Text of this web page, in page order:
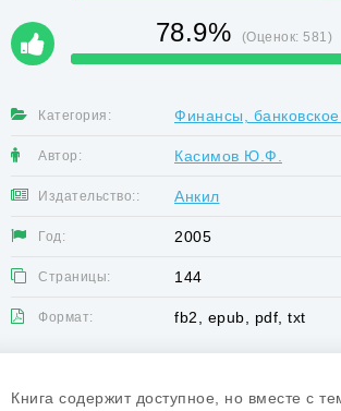
78.9% (Оценок:581)
Категория: Финансы,
Автор: Касимов Ю.Ф.
Издательство:: Анкил
Год: 2005
Страницы: 144
Формат: fb2, epub, pdf, txt
Книга содержит доступное, но вместе с